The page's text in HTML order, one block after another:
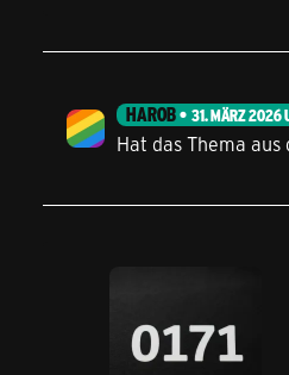
HAROB 31. MÄRZ 2026
Hat das Thema aus